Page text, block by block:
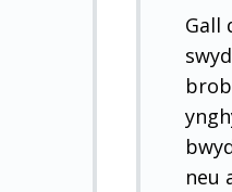
)
Gall
neu